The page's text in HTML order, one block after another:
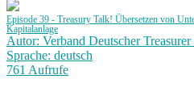
Episode 39 - Treasury Talk! Übersetzen von
Kapitalanlage
Autor: Verband Deutscher Treasurer
Sprache: deutsch
761 Aufrufe